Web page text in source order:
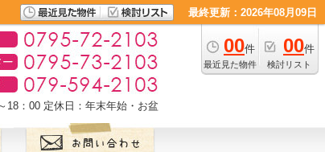
最終更新：2026年08月09日
00件
最近見た物件
00件
検討リスト
18：00 定休日：年末年始・お盆